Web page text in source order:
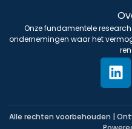
Onze fundamentele
ondernemingen waar het
Alle rechten voorbehouden |